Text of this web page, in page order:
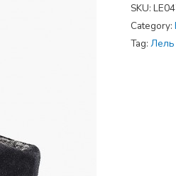
SKU:
Category:
Tag: Лель